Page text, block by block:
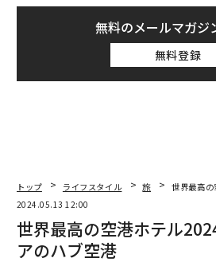
無料のメールマガジ
無料登録
トップ ライフスタイル 旅
世界最高
2024.05.13 12:00
世界最高の空港ホテル
アのハブ空港